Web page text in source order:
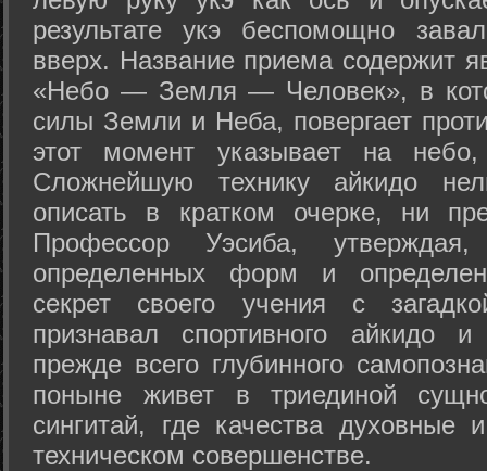
результате укэ беспомощно
вверх. Название приема содержит
«Небо — Земля — Человек», в
силы Земли и Неба, повергает
этот момент указывает на
Сложнейшую технику айкидо
описать в кратком очерке, ни
Профессор Уэсиба,
определенных форм и
секрет своего учения с
признавал спортивного айкидо
прежде всего глубинного
поныне живет в триединой
сингитай, где качества духовные
техническом совершенстве.